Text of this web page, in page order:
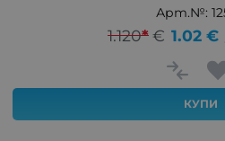
Арт.№:
1.120* € 1.02 €
КУПИ